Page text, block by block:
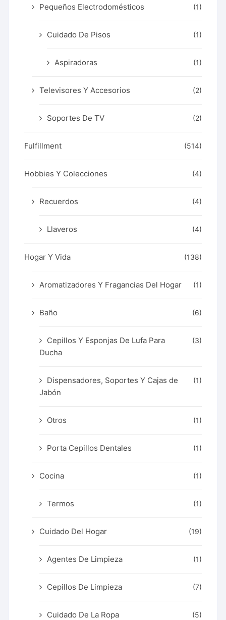
Pequeños Electrodomésticos (1)
Cuidado De Pisos (1)
Aspiradoras (1)
Televisores Y Accesorios (2)
Soportes De TV (2)
Fulfillment (514)
Hobbies Y Colecciones (4)
Recuerdos (4)
Llaveros (4)
Hogar Y Vida (138)
Aromatizadores Y Fragancias Del Hogar (1)
Baño (6)
Cepillos Y Esponjas De Lufa Para
Ducha
(3)
Dispensadores, Soportes Y Cajas de
Jabón
(1)
Otros (1)
Porta Cepillos Dentales (1)
Cocina (1)
Termos (1)
Cuidado Del Hogar (19)
Agentes De Limpieza (1)
Cepillos De Limpieza (7)
Cuidado De La Ropa (5)